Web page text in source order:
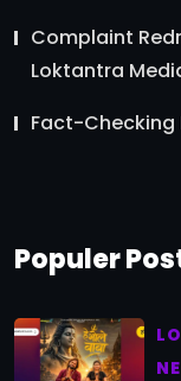
Complaint
Loktantra
Fact-Checking
Populer